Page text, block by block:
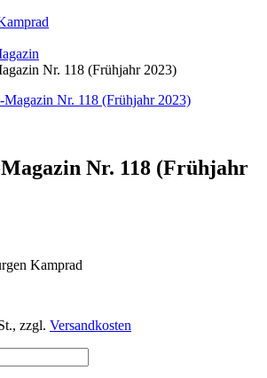
Nr. 118 (Frühjahr 2023)
Nr. 118 (Frühjahr
Kamprad
zzgl. Versandkosten